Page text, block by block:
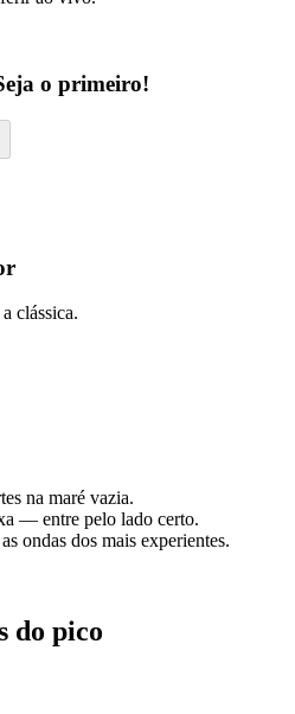
o primeiro!
clássica.
na maré vazia.
— entre pelo lado certo.
ondas dos mais experientes.
do pico